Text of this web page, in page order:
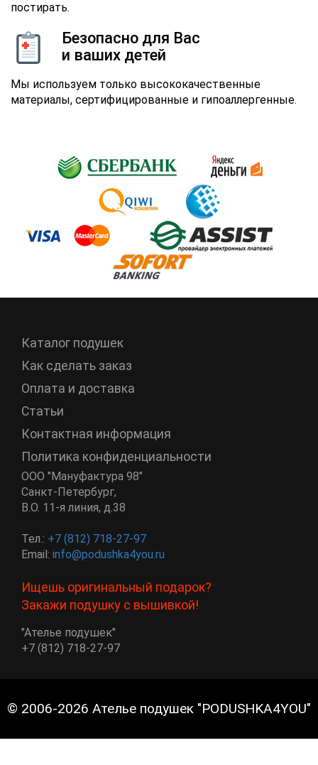
постирать.
Безопасно для Вас
и ваших детей
Мы используем только высококачественные
материалы, сертифицированные и гипоаллергенные.
Каталог подушек
Как сделать заказ
Оплата и доставка
Статьи
Контактная информация
Политика конфиденциальности
ООО "Мануфактура 98"
Санкт-Петербург,
В.О. 11-я линия, д.38
Тел.: +7 (812) 718-27-97
Email: info@podushka4you.ru
Ищешь оригинальный подарок?
Закажи подушку с вышивкой!
"Ателье подушек"
+7 (812) 718-27-97
© 2006-2026 Ателье подушек "PODUSHKA4YOU"